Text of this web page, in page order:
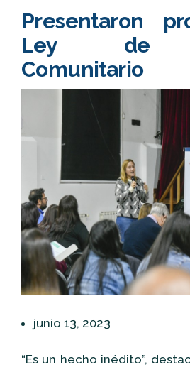
Presentaron
Ley de
Comunitario
junio 13, 2023
“Es un hecho inédito”,